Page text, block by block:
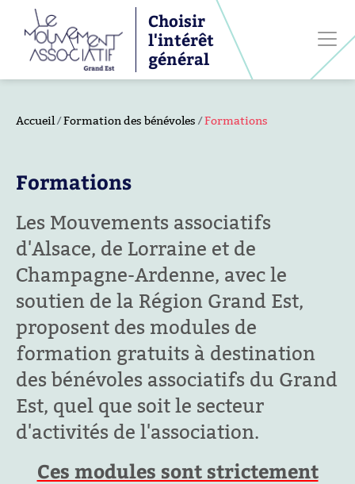
Choisir
l'intérêt
général
Accueil Formation des bénévoles Formations
Formations
Les Mouvements associatifs
d'Alsace, de Lorraine et de
Champagne-Ardenne, avec le
soutien de la Région Grand Est,
proposent des modules de
formation gratuits à destination
des bénévoles associatifs du Grand
Est, quel que soit le secteur
d'activités de l'association.
Ces modules sont strictement